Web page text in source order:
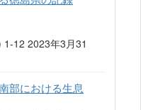
12 2023年3月31
部における生息